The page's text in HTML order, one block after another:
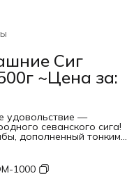
Сиг
~Цена за:
удовольствие —
севанского сига!
дополненный тонкими
озера Севан.
деликатеса,
1000